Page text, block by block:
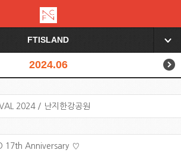
FTISLAND ▼
2024.06
2024 / 난지한강공원
17th Anniversary ♡